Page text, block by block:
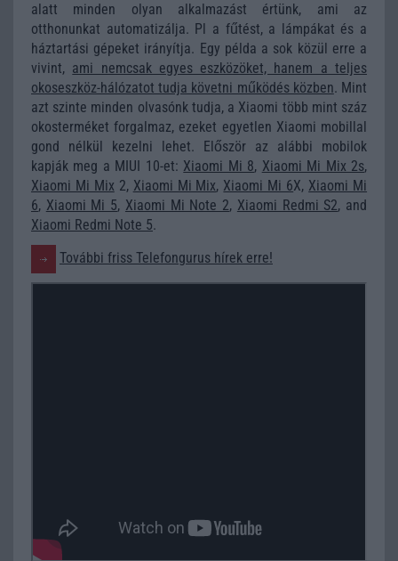
alatt minden olyan alkalmazást értünk, ami az
otthonunkat automatizálja. Pl a fűtést, a lámpákat és a
háztartási gépeket irányítja. Egy példa a sok közül erre a
vivint, ami nemcsak egyes eszközöket, hanem a teljes
okoseszköz-hálózatot tudja követni működés közben. Mint
azt szinte minden olvasónk tudja, a Xiaomi több mint száz
okosterméket forgalmaz, ezeket egyetlen Xiaomi mobillal
gond nélkül kezelni lehet. Először az alábbi mobilok
kapják meg a MIUI 10-et: Xiaomi Mi 8, Xiaomi Mi Mix 2s,
Xiaomi Mi Mix 2, Xiaomi Mi Mix, Xiaomi Mi 6X, Xiaomi Mi
6, Xiaomi Mi 5, Xiaomi Mi Note 2, Xiaomi Redmi S2, and
Xiaomi Redmi Note 5.
További friss Telefongurus hírek erre!